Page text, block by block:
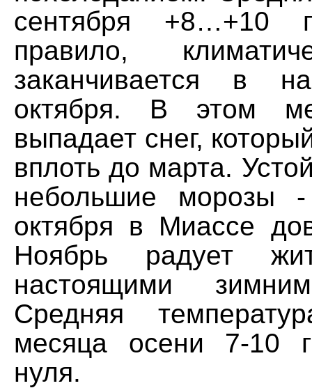
сентября +8…+10
правило,
заканчивается в
октября. В этом
выпадает снег,
вплоть до марта.
небольшие морозы
октября в Миассе
Ноябрь радует
настоящими
Средняя
месяца осени 7-10
нуля.